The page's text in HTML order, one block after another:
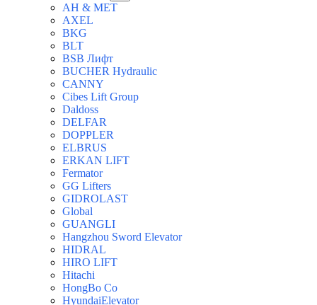
AH & MET
AXEL
BKG
BLT
BSB Лифт
BUCHER Hydraulic
CANNY
Cibes Lift Group
Daldoss
DELFAR
DOPPLER
ELBRUS
ERKAN LIFT
Fermator
GG Lifters
GIDROLAST
Global
GUANGLI
Hangzhou Sword Elevator
HIDRAL
HIRO LIFT
Hitachi
HongBo Co
HyundaiElevator